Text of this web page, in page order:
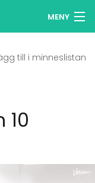
MENY
till i minneslistan
10